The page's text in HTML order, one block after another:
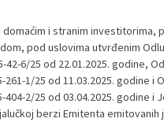
i stranim investitorima,
pod uslovima utvrđenim
6/25 od 22.01.2025. godine,
1/25 od 11.03.2025. godine
2/25 od 03.04.2025. godine
berzi Emitenta emitovanih